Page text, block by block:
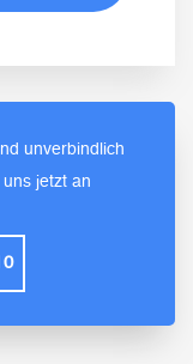
unverbindlich
jetzt an